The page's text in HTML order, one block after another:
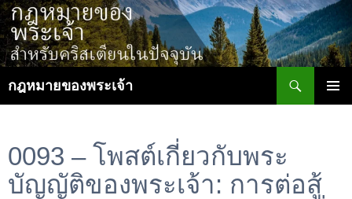
ข้าม
ไป
ยัง
กฎหมายของพระเจ้า
0093 – โพสต์เกี่ยวกับพระ
บัญญัติของพระเจ้า: การต่อสู้